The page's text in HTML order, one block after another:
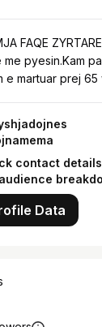
FAQE
me pyesin.Kam
e martuar prej 65
contact details
Data